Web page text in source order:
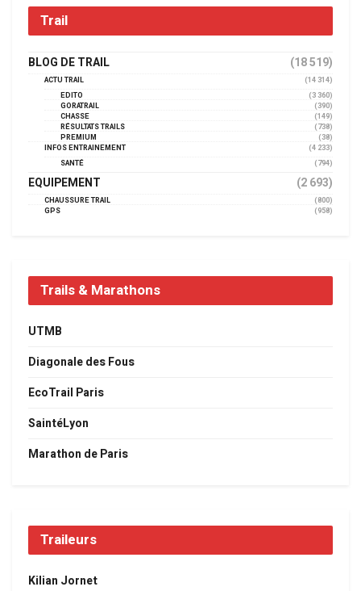
Trail
BLOG DE TRAIL (18 519)
ACTU TRAIL
(14 314)
EDITO
(3 360)
GORATRAIL
(390)
CHASSE
(149)
RÉSULTATS TRAILS
(738)
PREMIUM
(38)
INFOS ENTRAINEMENT
(4 233)
SANTÉ
(794)
EQUIPEMENT (2 693)
CHAUSSURE TRAIL
(800)
GPS
(958)
Trails & Marathons
UTMB
Diagonale des Fous
EcoTrail Paris
SaintéLyon
Marathon de Paris
Traileurs
Kilian Jornet